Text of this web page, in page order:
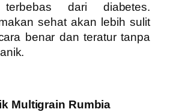
terbebas dari diabetes.
sehat akan lebih sulit
benar dan teratur tanpa
Multigrain Rumbia